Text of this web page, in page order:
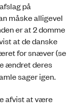
på
måske alligevel
er at 2 domme
at de danske
for snæver (se
ændret deres
sager igen.
afvist at være